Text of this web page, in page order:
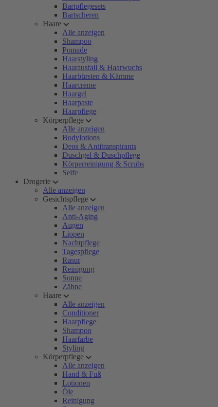
Bartpflegesets
Bartscheren
Haare
Alle anzeigen
Shampoo
Pomade
Haarstyling
Haarausfall & Haarwuchs
Haarbürsten & Kämme
Haarcreme
Haargel
Haarpaste
Haarpflege
Körperpflege
Alle anzeigen
Bodylotions
Deos & Antitranspirants
Duschgel & Duschpflege
Körperreinigung & Scrubs
Seife
Drogerie
Alle anzeigen
Gesichtspflege
Alle anzeigen
Anti-Aging
Augen
Lippen
Nachtpflege
Tagespflege
Rasur
Reinigung
Sonne
Zähne
Haare
Alle anzeigen
Conditioner
Haarpflege
Shampoo
Haarfarbe
Styling
Körperpflege
Alle anzeigen
Hand & Fuß
Lotionen
Öle
Reinigung